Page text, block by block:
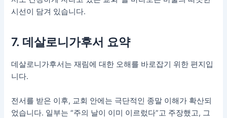
시선이 담겨 있습니다.
7. 데살로니가후서 요약
데살로니가후서는 재림에 대한 오해를 바로잡기 위한 편지입
니다.
전서를 받은 이후, 교회 안에는 극단적인 종말 이해가 확산되
었습니다. 일부는 “주의 날이 이미 이르렀다”고 주장했고, 그